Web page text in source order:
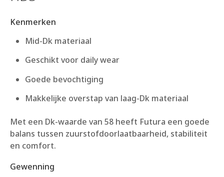
Kenmerken
Mid-Dk materiaal
Geschikt voor daily wear
Goede bevochtiging
Makkelijke overstap van laag-Dk materiaal
Met een Dk-waarde van 58 heeft Futura een goede
balans tussen zuurstofdoorlaatbaarheid, stabiliteit
en comfort.
Gewenning